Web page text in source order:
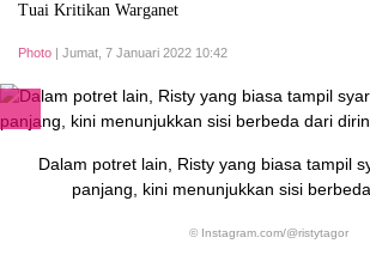
Tuai Kritikan Warganet
Photo | Jumat, 7 Januari 2022 10:42
Dalam potret lain, Risty yang biasa tampil
panjang, kini menunjukkan sisi
© Instagram.com/@ristytagor